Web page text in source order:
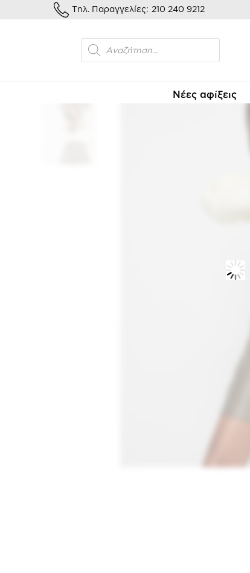
Τηλ. Παραγγελίες: 210 240 9212
Νέες αφίξεις